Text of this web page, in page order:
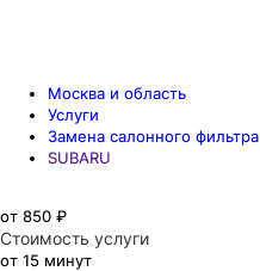
Москва и область
Услуги
Замена салонного фильтра
SUBARU
от 850 ₽
Стоимость услуги
от 15 минут